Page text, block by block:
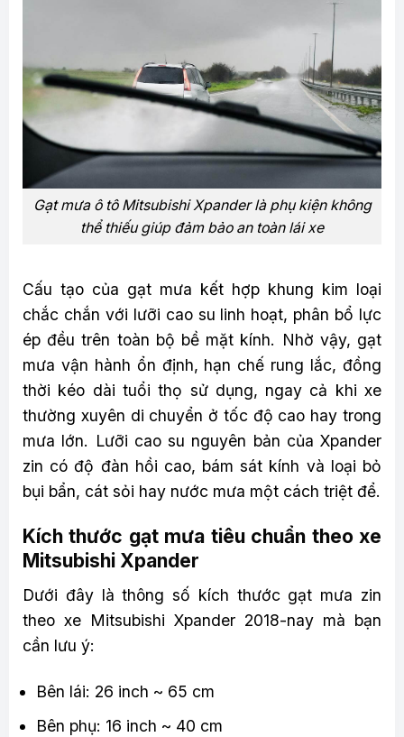
Gạt mưa ô tô Mitsubishi Xpander là phụ kiện không
thể thiếu giúp đảm bảo an toàn lái xe
Cấu tạo của gạt mưa kết hợp khung kim loại
chắc chắn với lưỡi cao su linh hoạt, phân bổ lực
ép đều trên toàn bộ bề mặt kính. Nhờ vậy, gạt
mưa vận hành ổn định, hạn chế rung lắc, đồng
thời kéo dài tuổi thọ sử dụng, ngay cả khi xe
thường xuyên di chuyển ở tốc độ cao hay trong
mưa lớn. Lưỡi cao su nguyên bản của Xpander
zin có độ đàn hồi cao, bám sát kính và loại bỏ
bụi bẩn, cát sỏi hay nước mưa một cách triệt để.
Kích thước gạt mưa tiêu chuẩn theo xe
Mitsubishi Xpander
Dưới đây là thông số kích thước gạt mưa zin
theo xe Mitsubishi Xpander 2018-nay mà bạn
cần lưu ý:
Bên lái: 26 inch ~ 65 cm
Bên phụ: 16 inch ~ 40 cm